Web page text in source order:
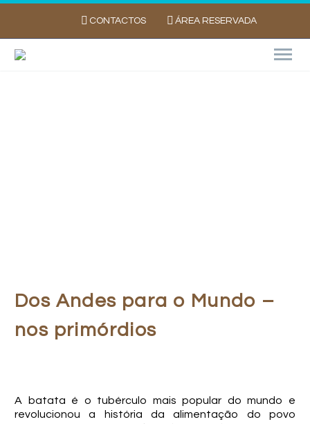
CONTACTOS ÁREA RESERVADA
Dos Andes para o Mundo –
nos primórdios
A batata é o tubérculo mais popular do mundo e
revolucionou a história da alimentação do povo